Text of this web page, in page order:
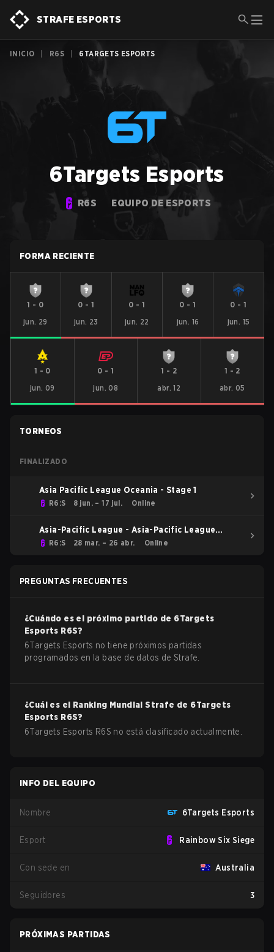
STRAFE ESPORTS
INICIO R6S 6TARGETS ESPORTS
6Targets Esports
R6S EQUIPO DE ESPORTS
FORMA RECIENTE
1 - 0
jun. 29
0 -1
jun. 23
0 -1
jun. 22
0 -1
jun. 16
0 -1
jun. 15
1 - 0
jun. 09
0 - 1
jun. 08
1 - 2
abr. 12
1 - 2
abr. 05
TORNEOS
FINALIZADO
Asia Pacific League Oceania - Stage 1
R6:S 8 jun. – 17 jul. Online
Asia-Pacific League - Asia-Pacific League
Kickoff: Oceania
R6:S 28 mar. – 26 abr. Online
PREGUNTAS FRECUENTES
¿Cuándo es el próximo partido de 6Targets
Esports R6S?
6Targets Esports no tiene próximos partidas
programados en la base de datos de Strafe.
¿Cuál es el Ranking Mundial Strafe de 6Targets
Esports R6S?
6Targets Esports R6S no está clasificado actualmente.
INFO DEL EQUIPO
Nombre 6Targets Esports
Esport Rainbow Six Siege
Con sede en Australia
Seguidores 3
PRÓXIMAS PARTIDAS